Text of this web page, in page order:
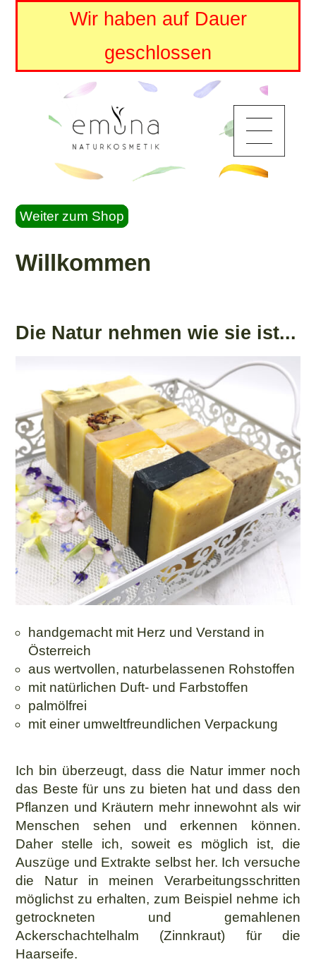
Wir haben auf Dauer
geschlossen
Weiter zum Shop
Willkommen
Die Natur nehmen wie sie ist...
handgemacht mit Herz und Verstand in
Österreich
aus wertvollen, naturbelassenen Rohstoffen
mit natürlichen Duft- und Farbstoffen
palmölfrei
mit einer umweltfreundlichen Verpackung
Ich bin überzeugt, dass die Natur immer noch
das Beste für uns zu bieten hat und dass den
Pflanzen und Kräutern mehr innewohnt als wir
Menschen sehen und erkennen können.
Daher stelle ich, soweit es möglich ist, die
Auszüge und Extrakte selbst her. Ich versuche
die Natur in meinen Verarbeitungsschritten
möglichst zu erhalten, zum Beispiel nehme ich
getrockneten und gemahlenen
Ackerschachtelhalm (Zinnkraut) für die
Haarseife.